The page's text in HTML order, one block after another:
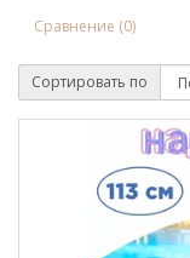
Сравнение (0)
Сортировать по